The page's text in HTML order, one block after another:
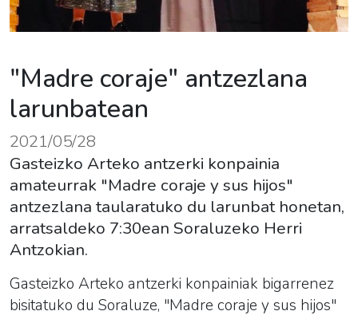
"Madre coraje" antzezlana
larunbatean
2021/05/28
Gasteizko Arteko antzerki konpainia
amateurrak "Madre coraje y sus hijos"
antzezlana taularatuko du larunbat honetan,
arratsaldeko 7:30ean Soraluzeko Herri
Antzokian.
Gasteizko Arteko antzerki konpainiak bigarrenez
bisitatuko du Soraluze, "Madre coraje y sus hijos"